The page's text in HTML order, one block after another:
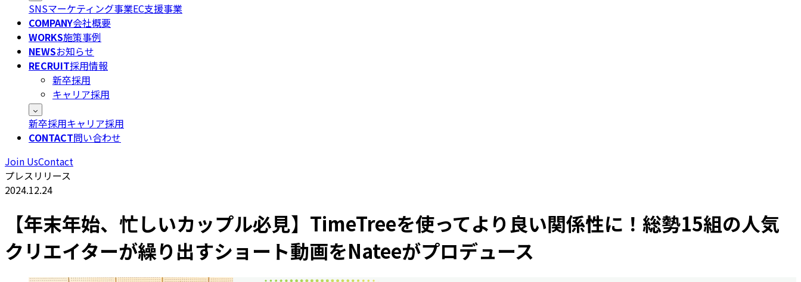
SNSマーケティング事業EC支援事業
COMPANY会社概要
WORKS施策事例
NEWSお知らせ
RECRUIT採用情報
新卒採用
キャリア採用
新卒採用キャリア採用
CONTACT問い合わせ
Join UsContact
プレスリリース
2024.12.24
【年末年始、忙しいカップル必見】TimeTreeを使ってより良い関係性に！総勢15組の人気
クリエイターが繰り出すショート動画をNateeがプロデュース